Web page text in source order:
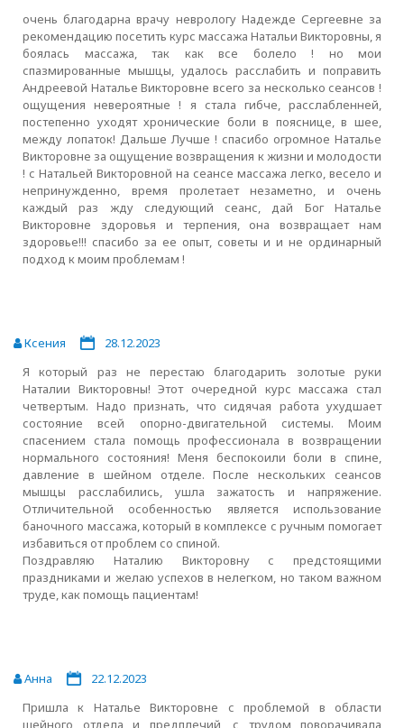
очень благодарна врачу неврологу Надежде Сергеевне за
рекомендацию посетить курс массажа Натальи Викторовны, я
боялась массажа, так как все болело ! но мои
спазмированные мышцы, удалось расслабить и поправить
Андреевой Наталье Викторовне всего за несколько сеансов !
ощущения невероятные ! я стала гибче, расслабленней,
постепенно уходят хронические боли в пояснице, в шее,
между лопаток! Дальше Лучше ! спасибо огромное Наталье
Викторовне за ощущение возвращения к жизни и молодости
! с Натальей Викторовной на сеансе массажа легко, весело и
непринужденно, время пролетает незаметно, и очень
каждый раз жду следующий сеанс, дай Бог Наталье
Викторовне здоровья и терпения, она возвращает нам
здоровье!!! спасибо за ее опыт, советы и и не ординарный
подход к моим проблемам !
Ксения
28.12.2023
Я который раз не перестаю благодарить золотые руки
Наталии Викторовны! Этот очередной курс массажа стал
четвертым. Надо признать, что сидячая работа ухудшает
состояние всей опорно-двигательной системы. Моим
спасением стала помощь профессионала в возвращении
нормального состояния! Меня беспокоили боли в спине,
давление в шейном отделе. После нескольких сеансов
мышцы расслабились, ушла зажатость и напряжение.
Отличительной особенностью является использование
баночного массажа, который в комплексе с ручным помогает
избавиться от проблем со спиной.
Поздравляю Наталию Викторовну с предстоящими
праздниками и желаю успехов в нелегком, но таком важном
труде, как помощь пациентам!
Анна
22.12.2023
Пришла к Наталье Викторовне с проблемой в области
шейного отдела и предплечий, с трудом поворачивала